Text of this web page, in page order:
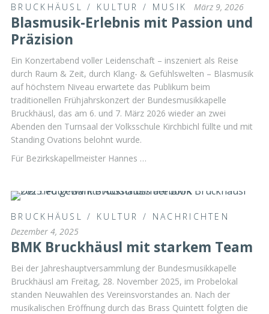
BRUCKHÄUSL / KULTUR / MUSIK März 9, 2026
Blasmusik-Erlebnis mit Passion und
Präzision
Ein Konzertabend voller Leidenschaft – inszeniert als Reise
durch Raum & Zeit, durch Klang- & Gefühlswelten – Blasmusik
auf höchstem Niveau erwartete das Publikum beim
traditionellen Frühjahrskonzert der Bundesmusikkapelle
Bruckhäusl, das am 6. und 7. März 2026 wieder an zwei
Abenden den Turnsaal der Volksschule Kirchbichl füllte und mit
Standing Ovations belohnt wurde.
Für Bezirkskapellmeister Hannes …
BRUCKHÄUSL / KULTUR / NACHRICHTEN
Dezember 4, 2025
BMK Bruckhäusl mit starkem Team
Bei der Jahreshauptversammlung der Bundesmusikkapelle
Bruckhäusl am Freitag, 28. November 2025, im Probelokal
standen Neuwahlen des Vereinsvorstandes an. Nach der
musikalischen Eröffnung durch das Brass Quintett folgten die